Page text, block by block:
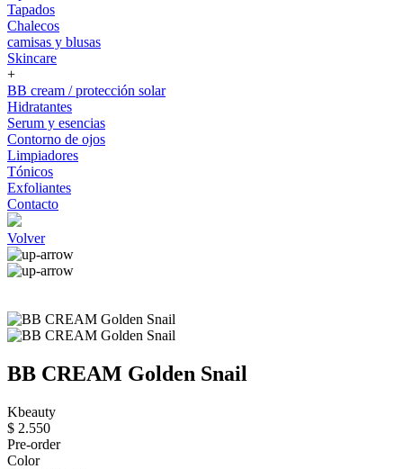
Tapados
Chalecos
camisas y blusas
Skincare
+
BB cream / protección solar
Hidratantes
Serum y esencias
Contorno de ojos
Limpiadores
Tónicos
Exfoliantes
Contacto
Volver
BB CREAM Golden Snail
Kbeauty
$ 2.550
Pre-order
Color